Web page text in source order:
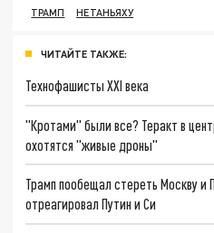
ТРАМП
НЕТАНЬЯХУ
ЧИТАЙТЕ ТАКЖЕ:
Технофашисты XXI века
"Кротами" были все? Теракт в
охотятся "живые дроны"
Трамп пообещал стереть Москву и
отреагировал Путин и Си